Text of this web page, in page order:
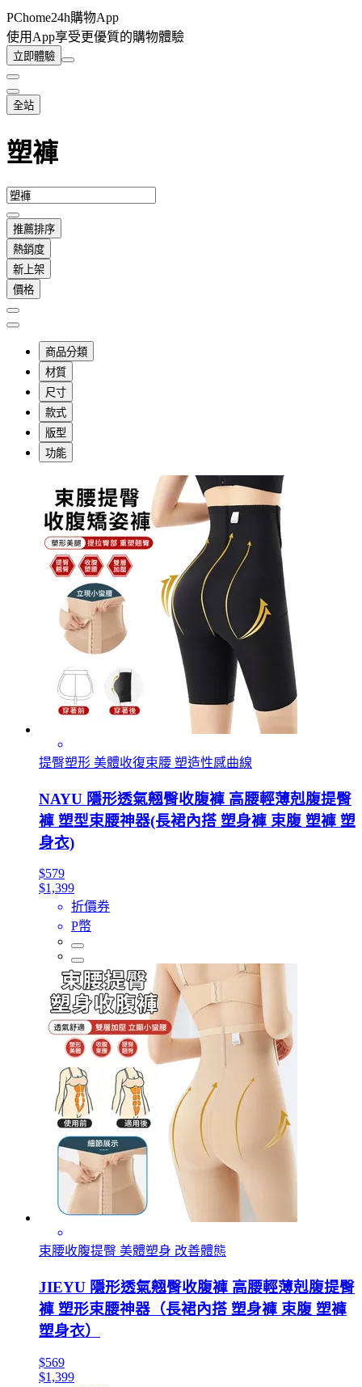
PChome24h購物App
使用App享受更優質的購物體驗
立即體驗
全站
塑褲
推薦排序
熱銷度
新上架
價格
商品分類
材質
尺寸
款式
版型
功能
提臀塑形 美體收復束腰 塑造性感曲線
NAYU 隱形透氣翹臀收腹褲 高腰輕薄剋腹提臀
褲 塑型束腰神器(長裙內搭 塑身褲 束腹 塑褲 塑
身衣)
$579
$1,399
折價券
P幣
束腰收腹提臀 美體塑身 改善體態
JIEYU 隱形透氣翹臀收腹褲 高腰輕薄剋腹提臀
褲 塑形束腰神器（長裙內搭 塑身褲 束腹 塑褲
塑身衣）
$569
$1,399